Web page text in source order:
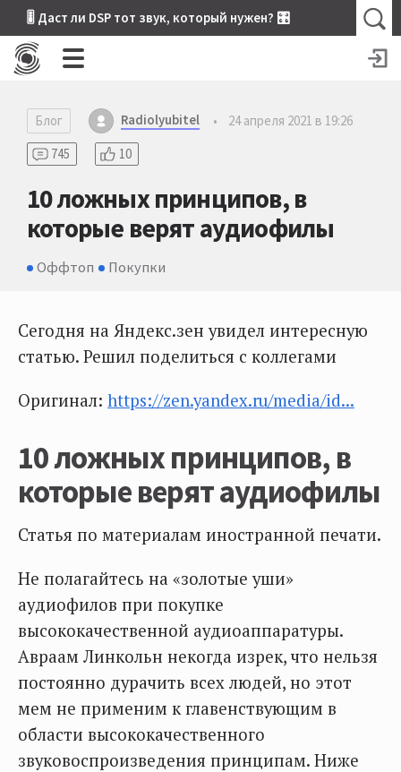
🎚 Даст ли DSP тот звук, который нужен? 🎛
Блог Radiolyubitel •
24 апреля 2021 в 19:26
745
10
10 ложных принципов, в
которые верят аудиофилы
Оффтоп Покупки
Сегодня на Яндекс.зен увидел интересную
статью. Решил поделиться с коллегами
Оригинал: https://zen.yandex.ru/media/id...
10 ложных принципов, в
которые верят аудиофилы
Статья по материалам иностранной печати.
Не полагайтесь на «золотые уши»
аудиофилов при покупке
высококачественной аудиоаппаратуры.
Авраам Линкольн некогда изрек, что нельзя
постоянно дурачить всех людей, но этот
мем не применим к главенствующим в
области высококачественного
звуковоспроизведения принципам. Ниже